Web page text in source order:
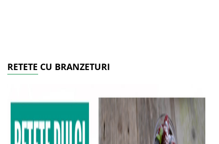
RETETE CU BRANZETURI